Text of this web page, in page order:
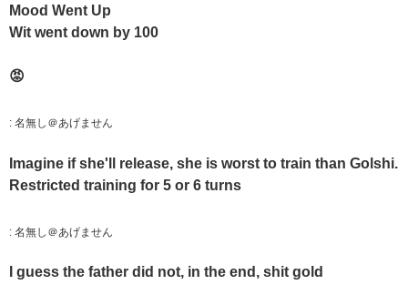
Mood Went Up
Wit went down by 100
😡
: 名無し＠あげません
Imagine if she'll release, she is worst to train than Golshi.
Restricted training for 5 or 6 turns
: 名無し＠あげません
I guess the father did not, in the end, shit gold